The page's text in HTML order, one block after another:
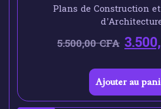
Plans de Construction
5.500,00CFA
Ajouter au